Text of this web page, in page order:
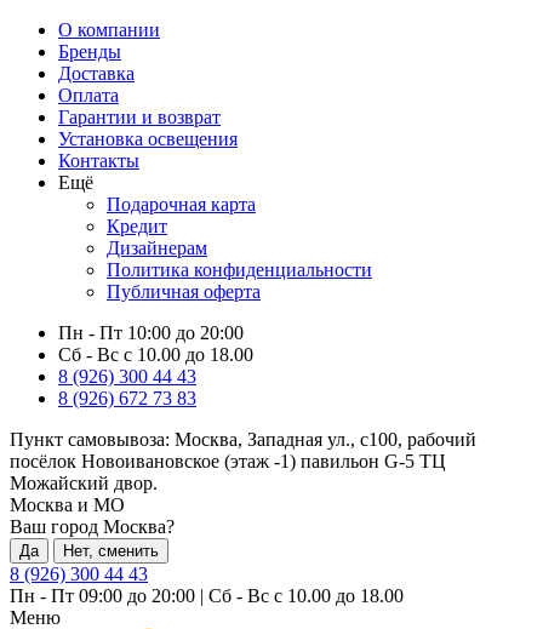
О компании
Бренды
Доставка
Оплата
Гарантии и возврат
Установка освещения
Контакты
Ещё
Подарочная карта
Кредит
Дизайнерам
Политика конфиденциальности
Публичная оферта
Пн - Пт 10:00 до 20:00
Сб - Вс с 10.00 до 18.00
8 (926) 300 44 43
8 (926) 672 73 83
Пункт самовывоза: Москва, Западная ул., с100, рабочий
посёлок Новоивановское (этаж -1) павильон G-5 ТЦ
Можайский двор.
Москва и МО
Ваш город Москва?
Да Нет, сменить
8 (926) 300 44 43
Пн - Пт 09:00 до 20:00 | Сб - Вс с 10.00 до 18.00
Меню